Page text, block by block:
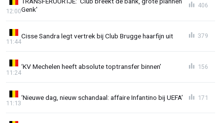
Genk'
12:00
406
Cisse Sandra legt vertrek bij Club Brugge haarfijn uit
11:44
379
‘KV Mechelen heeft absolute toptransfer binnen’
11:24
156
‘Nieuwe dag, nieuw schandaal: affaire Infantino bij UEFA’
11:13
171